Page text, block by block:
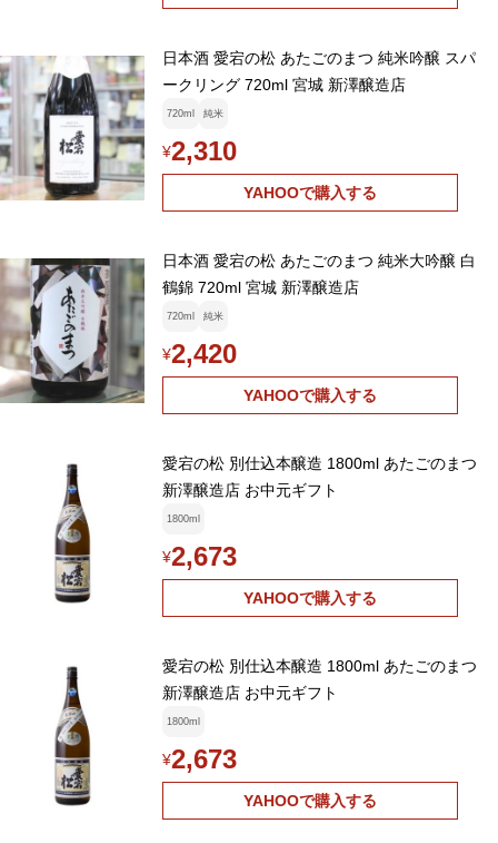
日本酒 愛宕の松 あたごのまつ 純米吟醸 スパ
ークリング 720ml 宮城 新澤醸造店
720ml 純米
¥2,310
YAHOOで購入する
日本酒 愛宕の松 あたごのまつ 純米大吟醸 白
鶴錦 720ml 宮城 新澤醸造店
720ml 純米
¥2,420
YAHOOで購入する
愛宕の松 別仕込本醸造 1800ml あたごのまつ
新澤醸造店 お中元ギフト
1800ml
¥2,673
YAHOOで購入する
愛宕の松 別仕込本醸造 1800ml あたごのまつ
新澤醸造店 お中元ギフト
1800ml
¥2,673
YAHOOで購入する